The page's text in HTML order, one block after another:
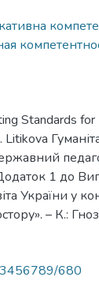
Standards
Litikova
1 до
України у
– К.:
680